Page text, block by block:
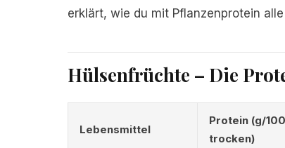
erklärt, wie du mit Pflanzenprotein
Hülsenfrüchte – Die
Lebensmittel
Protein (g/
trocken)